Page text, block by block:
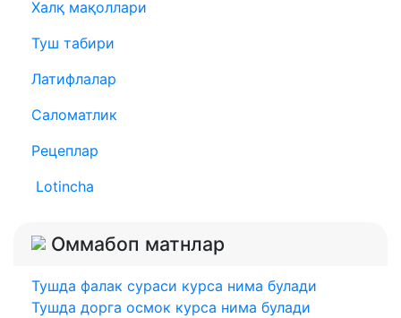
Халқ мақоллари
Туш табири
Латифлалар
Саломатлик
Рецеплар
Lotincha
Оммабоп матнлар
Тушда фалак сураси курса нима булади
Тушда дорга осмок курса нима булади